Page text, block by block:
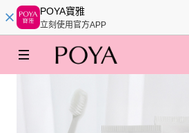
POYA寶雅
立刻使用官方APP